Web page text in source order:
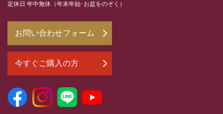
定休日 年中無休（年末年始･お盆をのぞく）
お問い合わせフォーム
今すぐご購入の方